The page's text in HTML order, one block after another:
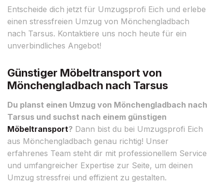
Entscheide dich jetzt für Umzugsprofi Eich und erlebe
einen stressfreien Umzug von Mönchengladbach
nach Tarsus. Kontaktiere uns noch heute für ein
unverbindliches Angebot!
Günstiger Möbeltransport von
Mönchengladbach nach Tarsus
Du planst einen Umzug von Mönchengladbach nach
Tarsus und suchst nach einem günstigen
Möbeltransport? Dann bist du bei Umzugsprofi Eich
aus Mönchengladbach genau richtig! Unser
erfahrenes Team steht dir mit professionellem Service
und umfangreicher Expertise zur Seite, um deinen
Umzug stressfrei und effizient zu gestalten.